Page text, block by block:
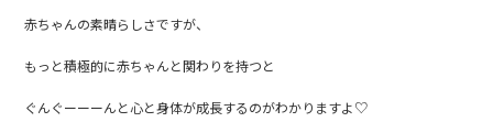
赤ちゃんの素晴らしさですが、
もっと積極的に赤ちゃんと関わりを持つと
ぐんぐーーーんと心と身体が成長するのがわかりますよ♡